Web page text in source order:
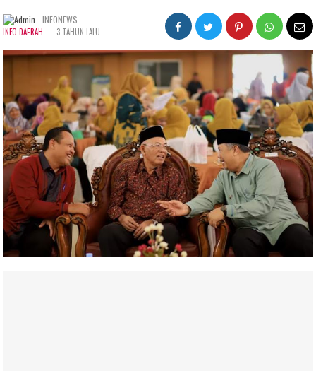
INFONEWS
INFO DAERAH - 3 TAHUN LALU